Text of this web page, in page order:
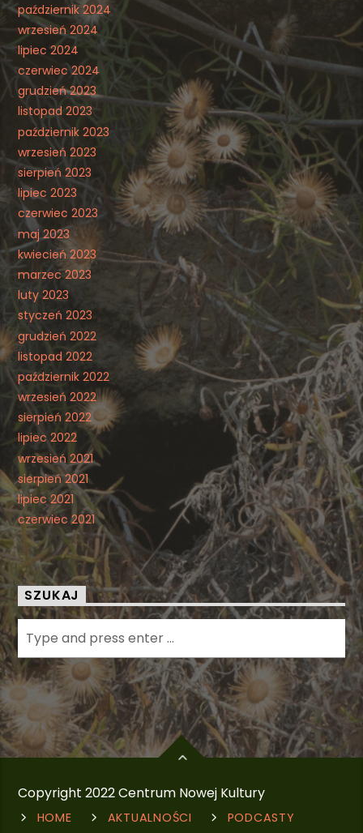
październik 2024
wrzesień 2024
lipiec 2024
czerwiec 2024
grudzień 2023
listopad 2023
październik 2023
wrzesień 2023
sierpień 2023
lipiec 2023
czerwiec 2023
maj 2023
kwiecień 2023
marzec 2023
luty 2023
styczeń 2023
grudzień 2022
listopad 2022
październik 2022
wrzesień 2022
sierpień 2022
lipiec 2022
wrzesień 2021
sierpień 2021
lipiec 2021
czerwiec 2021
SZUKAJ
Copyright 2022 Centrum Nowej Kultury
HOME AKTUALNOŚCI PODCASTY